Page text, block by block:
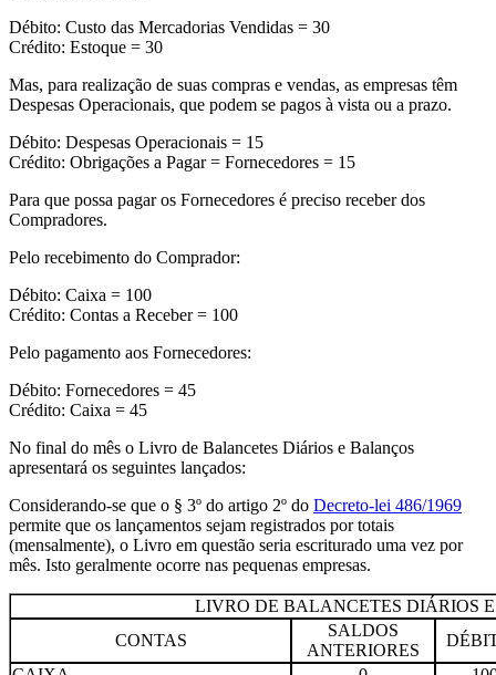
Débito: Custo das Mercadorias Vendidas = 30
Crédito: Estoque = 30
Mas, para realização de suas compras e vendas, as empresas têm
Despesas Operacionais, que podem se pagos à vista ou a prazo.
Débito: Despesas Operacionais = 15
Crédito: Obrigações a Pagar = Fornecedores = 15
Para que possa pagar os Fornecedores é preciso receber dos
Compradores.
Pelo recebimento do Comprador:
Débito: Caixa = 100
Crédito: Contas a Receber = 100
Pelo pagamento aos Fornecedores:
Débito: Fornecedores = 45
Crédito: Caixa = 45
No final do mês o Livro de Balancetes Diários e Balanços
apresentará os seguintes lançados:
Considerando-se que o § 3º do artigo 2º do Decreto-lei 486/1969
permite que os lançamentos sejam registrados por totais
(mensalmente), o Livro em questão seria escriturado uma vez por
mês. Isto geralmente ocorre nas pequenas empresas.
LIVRO DE BALANCETES DIÁRIOS
CONTAS
SALDOS
ANTERIORES